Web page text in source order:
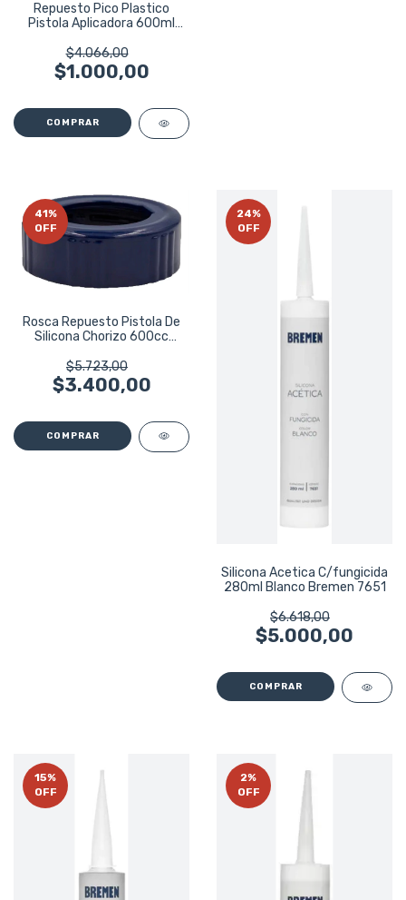
Repuesto Pico Plastico
Pistola Aplicadora 600ml
$4.066,00
$1.000,00
41%
OFF
Rosca Repuesto Pistola De
Silicona Chorizo 600cc
$5.723,00
$3.400,00
24%
OFF
Silicona Acetica C/fungicida
280ml Blanco Bremen 7651
$6.618,00
$5.000,00
15%
OFF
2%
OFF